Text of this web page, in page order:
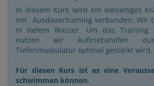
In diesem Kurs wird ein vielseitiges
mit Ausdauertraining verbunden. Wir
m tiefem Wasser. Um das Training
nutzen wir Auftriebshilfen
Tiefenmuskulatur optimal gestärkt wird.
Für diesen Kurs ist es eine
schwimmen können.